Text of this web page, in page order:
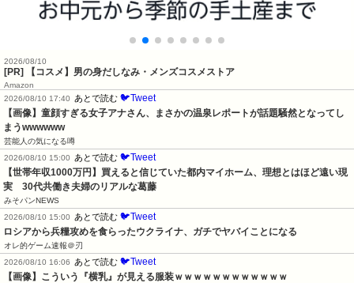
2026/08/10
[PR] 【コスメ】男の身だしなみ・メンズコスメストア
Amazon
2026/08/10 17:40
あとで読む 🐦Tweet
【画像】童顔すぎる女子アナさん、まさかの温泉レポートが話題騒然となってし
まうwwwwww
芸能人の気になる噂
2026/08/10 15:00
あとで読む 🐦Tweet
【世帯年収1000万円】買えると信じていた都内マイホーム、理想とはほど遠い現
実　30代共働き夫婦のリアルな葛藤
みそパンNEWS
2026/08/10 15:00
あとで読む 🐦Tweet
ロシアから兵糧攻めを食らったウクライナ、ガチでヤバイことになる
オレ的ゲーム速報＠刃
2026/08/10 16:06
あとで読む 🐦Tweet
【画像】こういう『横乳』が見える服装ｗｗｗｗｗｗｗｗｗｗｗｗ